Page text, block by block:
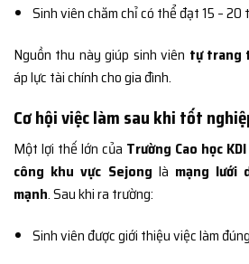
Sinh viên chăm chỉ có thể đạt 15 –
Nguồn thu này giúp sinh viên tự trang
áp lực tài chính cho gia đình.
Cơ hội việc làm sau khi tốt
Một lợi thế lớn của Trường Cao học
công khu vực Sejong là mạng lưới
mạnh. Sau khi ra trường:
Sinh viên được giới thiệu việc làm